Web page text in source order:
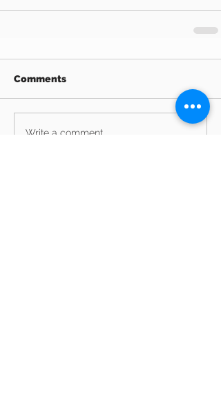
Comments
Write a comment...